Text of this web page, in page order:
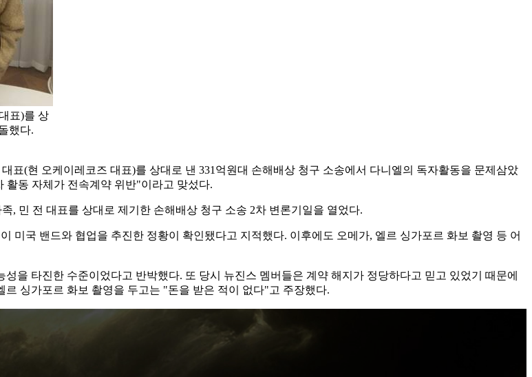
표)를 상
했다.
표(현 오케이레코즈 대표)를 상대로 낸 331억원대 손해배상 청구 소송에서 다니엘의 독자활동을 문제삼았
활동 자체가 전속계약 위반"이라고 맞섰다.
, 민 전 대표를 상대로 제기한 손해배상 청구 소송 2차 변론기일을 열었다.
미국 밴드와 협업을 추진한 정황이 확인됐다고 지적했다. 이후에도 오메가, 엘르 싱가포르 화보 촬영 등 어
을 타진한 수준이었다고 반박했다. 또 당시 뉴진스 멤버들은 계약 해지가 정당하다고 믿고 있었기 때문에
싱가포르 화보 촬영을 두고는 "돈을 받은 적이 없다"고 주장했다.